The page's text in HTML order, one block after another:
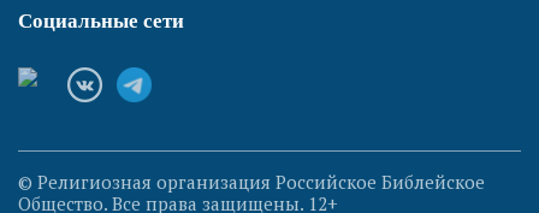
Социальные сети
© Религиозная организация Российское Библейское
Общество. Все права защищены. 12+